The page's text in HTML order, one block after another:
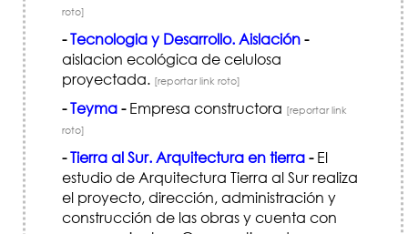
roto]
-Tecnologia y Desarrollo. Aislación-
aislacion ecológica de celulosa
proyectada. [reportar link roto]
-Teyma-Empresa constructora [reportar link
roto]
-Tierra al Sur. Arquitectura en tierra-El
estudio de Arquitectura Tierra al Sur realiza
el proyecto, dirección, administración y
construcción de las obras y cuenta con